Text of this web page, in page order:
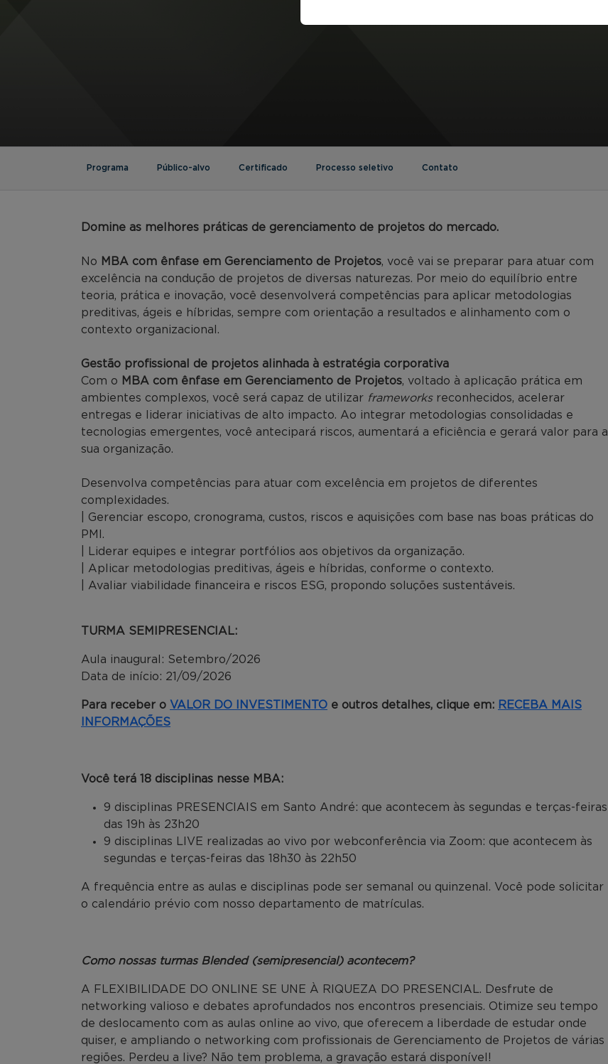
Programa Público-alvo Certificado Processo seletivo Contato
Domine as melhores práticas de gerenciamento de projetos do mercado.
No MBA com ênfase em Gerenciamento de Projetos, você vai se preparar para atuar com
excelência na condução de projetos de diversas naturezas. Por meio do equilíbrio entre
teoria, prática e inovação, você desenvolverá competências para aplicar metodologias
preditivas, ágeis e híbridas, sempre com orientação a resultados e alinhamento com o
contexto organizacional.
Gestão profissional de projetos alinhada à estratégia corporativa
Com o MBA com ênfase em Gerenciamento de Projetos, voltado à aplicação prática em
ambientes complexos, você será capaz de utilizar frameworksreconhecidos, acelerar
entregas e liderar iniciativas de alto impacto. Ao integrar metodologias consolidadas e
tecnologias emergentes, você antecipará riscos, aumentará a eficiência e gerará valor para a
sua organização.
Desenvolva competências para atuar com excelência em projetos de diferentes
complexidades.
| Gerenciar escopo, cronograma, custos, riscos e aquisições com base nas boas práticas do
PMI.
| Liderar equipes e integrar portfólios aos objetivos da organização.
| Aplicar metodologias preditivas, ágeis e híbridas, conforme o contexto.
| Avaliar viabilidade financeira e riscos ESG, propondo soluções sustentáveis.
TURMA SEMIPRESENCIAL:
Aula inaugural: Setembro/2026
Data de início: 21/09/2026
Para receber o VALOR DO INVESTIMENTO e outros detalhes, clique em: RECEBA MAIS
INFORMAÇÕES
Você terá 18 disciplinas nesse MBA:
9 disciplinas PRESENCIAIS em Santo André: que acontecem às segundas e terças-feiras
das 19h às 23h20
9 disciplinas LIVE realizadas ao vivo por webconferência via Zoom: que acontecem às
segundas e terças-feiras das 18h30 às 22h50
A frequência entre as aulas e disciplinas pode ser semanal ou quinzenal. Você pode solicitar
o calendário prévio com nosso departamento de matrículas.
Como nossas turmas Blended (semipresencial) acontecem?
A FLEXIBILIDADE DO ONLINE SE UNE À RIQUEZA DO PRESENCIAL. Desfrute de
networking valioso e debates aprofundados nos encontros presenciais. Otimize seu tempo
de deslocamento com as aulas online ao vivo, que oferecem a liberdade de estudar onde
quiser, e ampliando o networking com profissionais de Gerenciamento de Projetos de várias
regiões. Perdeu a live? Não tem problema, a gravação estará disponível!